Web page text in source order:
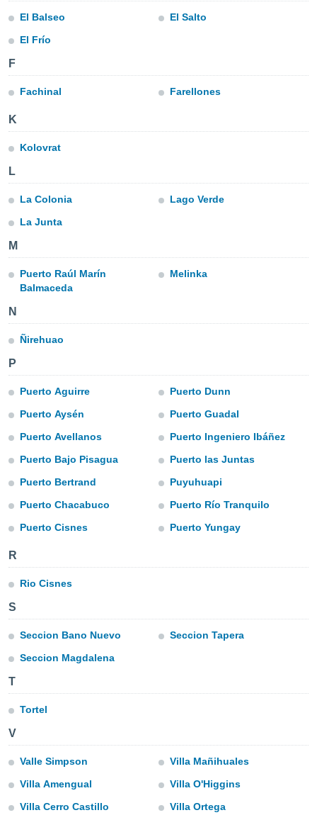
la
sean
análisis
así como
en
más
nuestra
y
de
de
sitio
el sitio
se
ni para
o
aunque
no
acceder a
CONFIGURACIÓN
El Balseo
El Frío
El Salto
F
Fachinal Farellones
K
Kolovrat
L
La Colonia
La Junta
Lago Verde
M
Puerto Raúl Marín
Balmaceda
Melinka
N
Ñirehuao
P
Puerto Aguirre
Puerto Aysén
Puerto Avellanos
Puerto Bajo Pisagua
Puerto Bertrand
Puerto Chacabuco
Puerto Cisnes
Puerto Dunn
Puerto Guadal
Puerto Ingeniero Ibáñez
Puerto las Juntas
Puyuhuapi
Puerto Río Tranquilo
Puerto Yungay
R
Rio Cisnes
S
Seccion Bano Nuevo
Seccion Magdalena
Seccion Tapera
T
Tortel
V
Valle Simpson
Villa Amengual
Villa Cerro Castillo
Villa Mañihuales
Villa O'Higgins
Villa Ortega